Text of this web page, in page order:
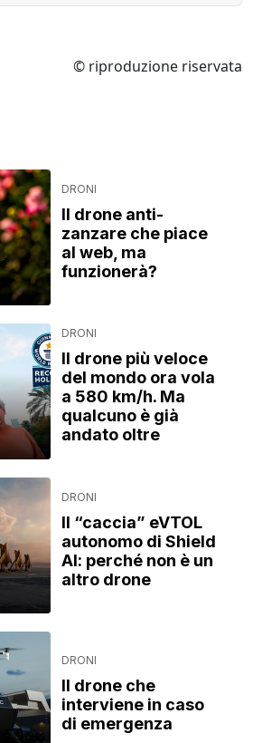
© riproduzione riservata
DRONI
Il drone anti-
zanzare che piace
al web, ma
funzionerà?
DRONI
Il drone più veloce
del mondo ora vola
a 580 km/h. Ma
qualcuno è già
andato oltre
DRONI
Il “caccia” eVTOL
autonomo di Shield
AI: perché non è un
altro drone
DRONI
Il drone che
interviene in caso
di emergenza